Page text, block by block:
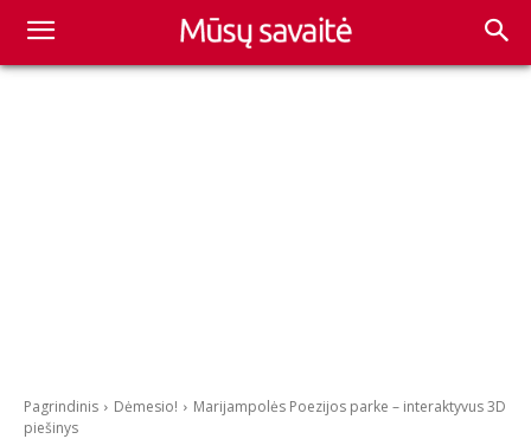
Pagrindinis Dėmesio!
Marijampolės Poezijos parke – interaktyvus 3D
piešinys